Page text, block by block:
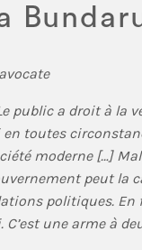
public a droit à la
en toutes
moderne […]
peut la
politiques. En
C’est une arme à